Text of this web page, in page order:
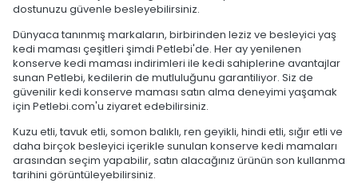
dostunuzu güvenle besleyebilirsiniz.
Dünyaca tanınmış markaların, birbirinden leziz ve besleyici yaş
kedi maması çeşitleri şimdi Petlebi'de. Her ay yenilenen
konserve kedi maması indirimleri ile kedi sahiplerine avantajlar
sunan Petlebi, kedilerin de mutluluğunu garantiliyor. Siz de
güvenilir kedi konserve maması satın alma deneyimi yaşamak
için Petlebi.com'u ziyaret edebilirsiniz.
Kuzu etli, tavuk etli, somon balıklı, ren geyikli, hindi etli, sığır etli ve
daha birçok besleyici içerikle sunulan konserve kedi mamaları
arasından seçim yapabilir, satın alacağınız ürünün son kullanma
tarihini görüntüleyebilirsiniz.